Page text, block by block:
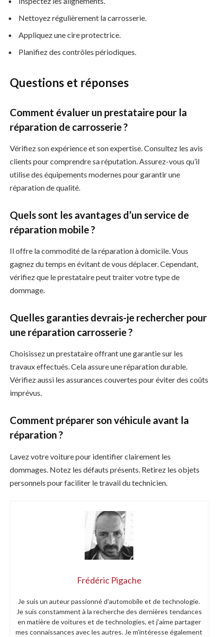
Nettoyez régulièrement la carrosserie.
Appliquez une cire protectrice.
Planifiez des contrôles périodiques.
Questions et réponses
Comment évaluer un prestataire pour la
réparation de carrosserie ?
Vérifiez son expérience et son expertise. Consultez les avis
clients pour comprendre sa réputation. Assurez-vous qu’il
utilise des équipements modernes pour garantir une
réparation de qualité.
Quels sont les avantages d’un service de
réparation mobile ?
Il offre la commodité de la réparation à domicile. Vous
gagnez du temps en évitant de vous déplacer. Cependant,
vérifiez que le prestataire peut traiter votre type de
dommage.
Quelles garanties devrais-je rechercher pour
une réparation carrosserie ?
Choisissez un prestataire offrant une garantie sur les
travaux effectués. Cela assure une réparation durable.
Vérifiez aussi les assurances couvertes pour éviter des coûts
imprévus.
Comment préparer son véhicule avant la
réparation ?
Lavez votre voiture pour identifier clairement les
dommages. Notez les défauts présents. Retirez les objets
personnels pour faciliter le travail du technicien.
Frédéric Pigache
Je suis un auteur passionné d’automobile et de technologie.
Je suis constamment à la recherche des dernières tendances
en matière de voitures et de technologies, et j’aime partager
mes connaissances avec les autres. Je m’intéresse également